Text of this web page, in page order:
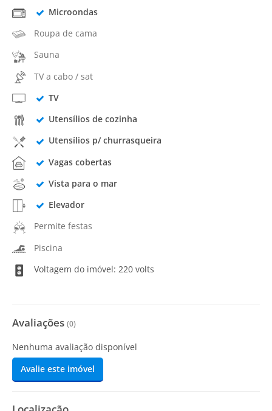
Microondas
Roupa de cama
Sauna
TV a cabo / sat
TV
Utensílios de cozinha
Utensílios p/ churrasqueira
Vagas cobertas
Vista para o mar
Elevador
Permite festas
Piscina
Voltagem do imóvel: 220 volts
Avaliações (0)
Nenhuma avaliação disponível
Avalie este imóvel